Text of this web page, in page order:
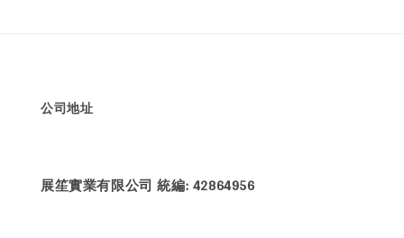
公司地址
展笙實業有限公司 統編: 42864956